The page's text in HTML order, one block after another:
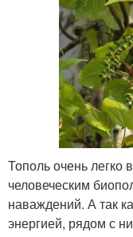
Тополь очень легко
человеческим
наваждений. А так
энергией, рядом с